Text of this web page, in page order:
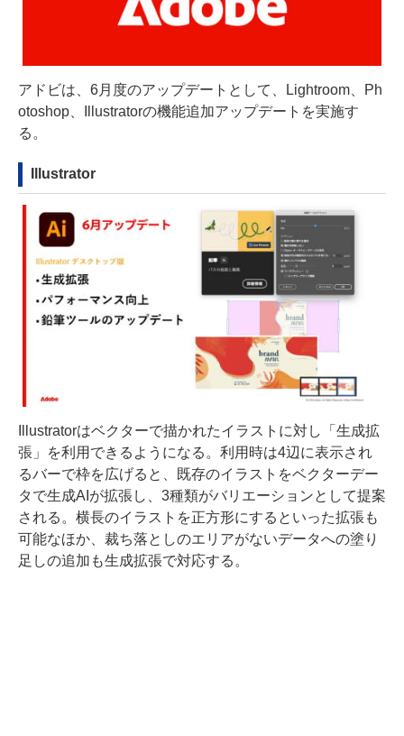
アドビは、6月度のアップデートとして、Lightroom、Ph
otoshop、Illustratorの機能追加アップデートを実施す
る。
Illustrator
Illustratorはベクターで描かれたイラストに対し「生成拡
張」を利用できるようになる。利用時は4辺に表示され
るバーで枠を広げると、既存のイラストをベクターデー
タで生成AIが拡張し、3種類がバリエーションとして提案
される。横長のイラストを正方形にするといった拡張も
可能なほか、裁ち落としのエリアがないデータへの塗り
足しの追加も生成拡張で対応する。